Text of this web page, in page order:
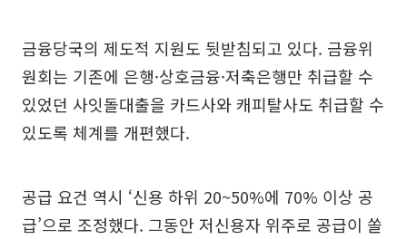
금융당국의 제도적 지원도 뒷받침되고 있다. 금융위
원회는 기존에 은행·상호금융·저축은행만 취급할 수
있었던 사잇돌대출을 카드사와 캐피탈사도 취급할 수
있도록 체계를 개편했다.
공급 요건 역시 ‘신용 하위 20~50%에 70% 이상 공
급’으로 조정했다. 그동안 저신용자 위주로 공급이 쏠